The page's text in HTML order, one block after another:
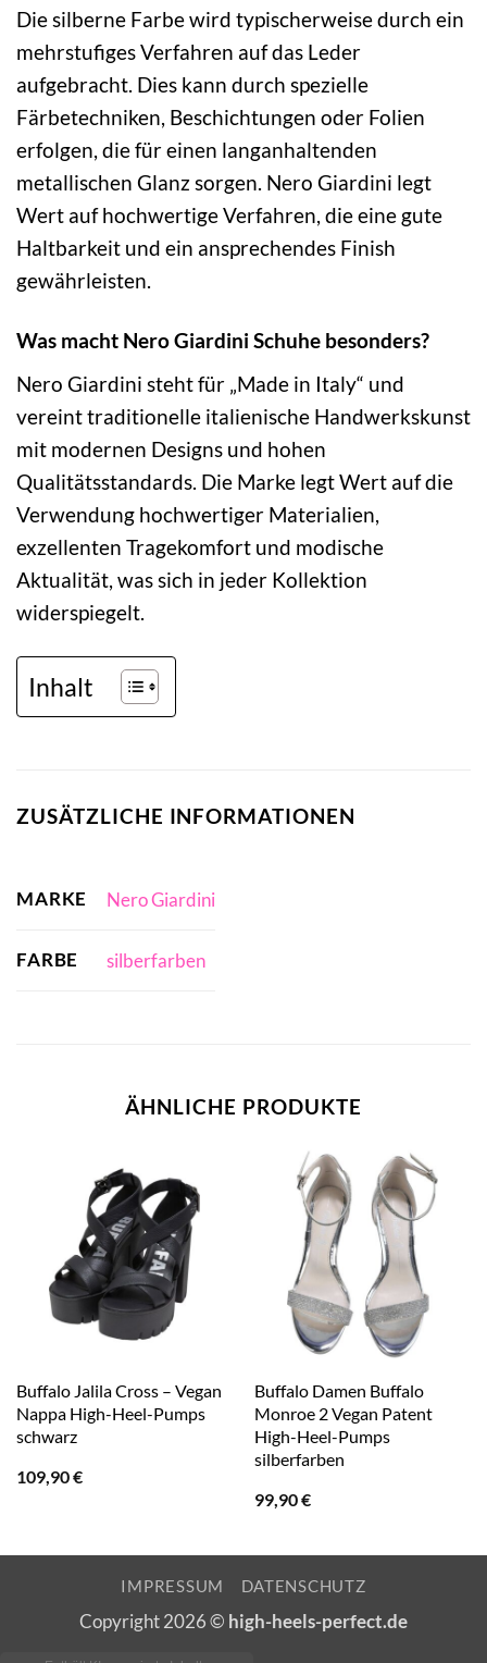
Die silberne Farbe wird typischerweise durch ein
mehrstufiges Verfahren auf das Leder
aufgebracht. Dies kann durch spezielle
Färbetechniken, Beschichtungen oder Folien
erfolgen, die für einen langanhaltenden
metallischen Glanz sorgen. Nero Giardini legt
Wert auf hochwertige Verfahren, die eine gute
Haltbarkeit und ein ansprechendes Finish
gewährleisten.
Was macht Nero Giardini Schuhe besonders?
Nero Giardini steht für „Made in Italy“ und
vereint traditionelle italienische Handwerkskunst
mit modernen Designs und hohen
Qualitätsstandards. Die Marke legt Wert auf die
Verwendung hochwertiger Materialien,
exzellenten Tragekomfort und modische
Aktualität, was sich in jeder Kollektion
widerspiegelt.
Inhalt
ZUSÄTZLICHE INFORMATIONEN
MARKE Nero Giardini
FARBE silberfarben
ÄHNLICHE PRODUKTE
Buffalo Jalila Cross – Vegan
Nappa High-Heel-Pumps
schwarz
109,90€
Buffalo Damen Buffalo
Monroe 2 Vegan Patent
High-Heel-Pumps
silberfarben
99,90€
IMPRESSUM DATENSCHUTZ
Copyright 2026 © high-heels-perfect.de